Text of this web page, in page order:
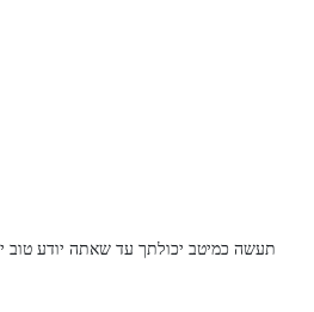
תעשה כמיטב יכולתך עד שאתה יודע טוב